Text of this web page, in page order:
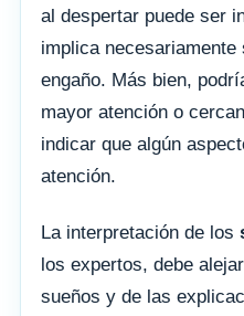
al despertar puede ser
implica
engaño. Más bien,
mayor atención o
indicar que algún
atención.
La interpretación de los
los expertos, debe
sueños y de las